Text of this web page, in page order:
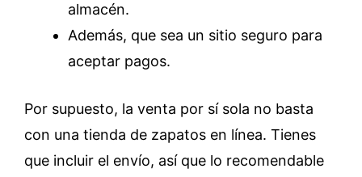
almacén.
Además, que sea un sitio seguro para
aceptar pagos.
Por supuesto, la venta por sí sola no basta
con una tienda de zapatos en línea. Tienes
que incluir el envío, así que lo recomendable